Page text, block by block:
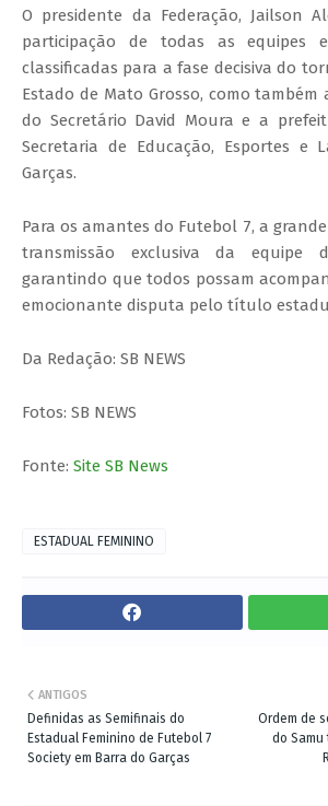
O presidente da Federação, Jailson
participação de todas as equipes
classificadas para a fase decisiva do
Estado de Mato Grosso, como também
do Secretário David Moura e a
Secretaria de Educação, Esportes e
Garças.
Para os amantes do Futebol 7, a
transmissão exclusiva da equipe
garantindo que todos possam
emocionante disputa pelo título
Da Redação: SB NEWS
Fotos: SB NEWS
Fonte: Site SB News
ESTADUAL FEMININO
Ordem de
do Samu
ANTIGOS
Definidas as Semifinais do
Estadual Feminino de Futebol 7
Society em Barra do Garças